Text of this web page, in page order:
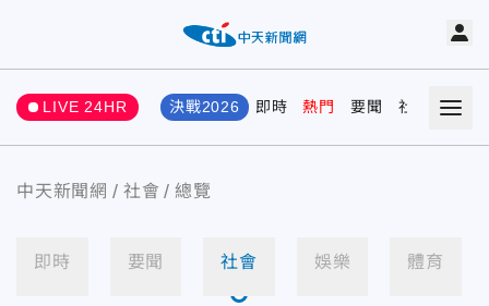
LIVE 24HR 決戰2026 即時 熱門 要聞 社會 娛樂
中天新聞網 社會 總覽
即時 要聞 社會 娛樂 體育